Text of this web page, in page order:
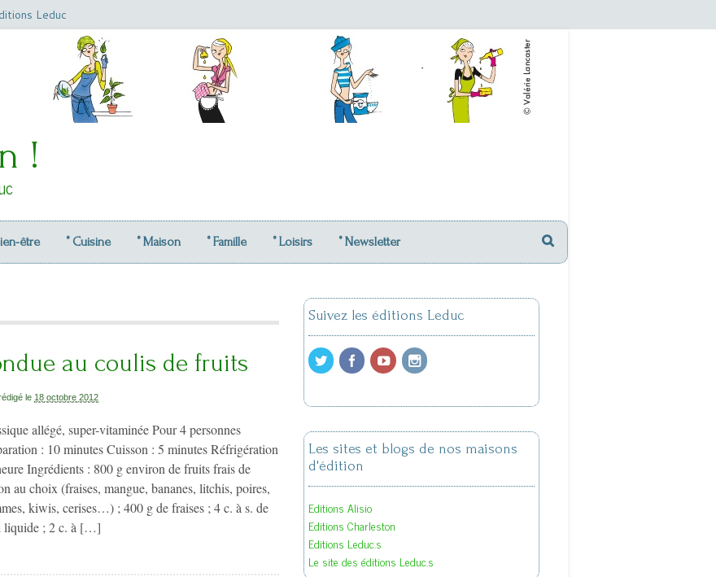
Leduc
!
être ° Cuisine ° Maison ° Famille ° Loisirs ° Newsletter
au coulis de fruits
le 18 octobre 2012
allégé, super-vitaminée Pour 4 personnes
: 10 minutes Cuisson : 5 minutes Réfrigération
Ingrédients : 800 g environ de fruits frais de
au choix (fraises, mangue, bananes, litchis, poires,
kiwis, cerises…) ; 400 g de fraises ; 4 c. à s. de
liquide ; 2 c. à […]
Suivez les éditions Leduc
Les sites et blogs de nos maisons
d'édition
Editions Alisio
Editions Charleston
Editions Leduc.s
Le site des éditions Leduc.s